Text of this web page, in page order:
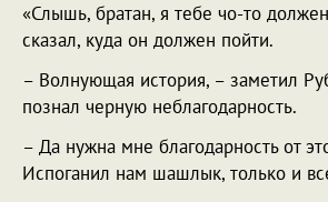
«Слышь, братан, я тебе чо-то
сказал, куда он должен пойти.
– Волнующая история, – заметил
познал черную неблагодарность.
– Да нужна мне благодарность от
Испоганил нам шашлык, только и